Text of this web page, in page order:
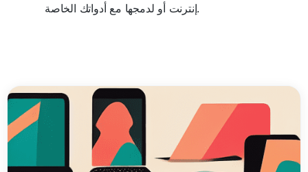
إنترنت أو لدمجها مع أدواتك الخاصة.